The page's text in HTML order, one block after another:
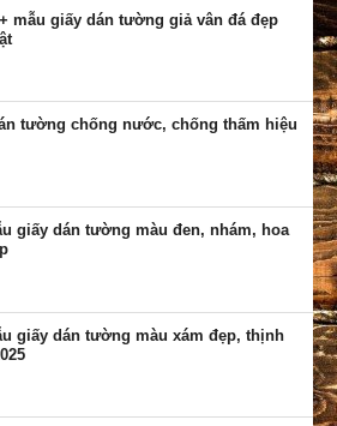
mẫu giấy dán tường giả vân đá đẹp
tường chống nước, chống thấm hiệu
giấy dán tường màu đen, nhám, hoa
giấy dán tường màu xám đẹp, thịnh